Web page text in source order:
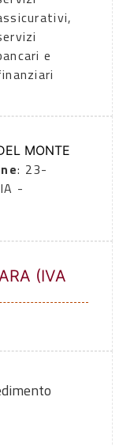
e
MONTE
: 23-
-
(IVA